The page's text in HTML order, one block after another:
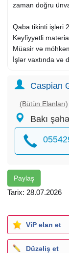
zaman doğru
Qaba tikinti işləri
Keyfiyyətli
Müasir və
İşlər vaxtında və
Biz sizin
Ətraflı məlumat
Caspian
Caspian
(Bütün Elanları)
Bakı
Paylaş
Tarix: 28.07.2026
ViP elan et
Düzəliş et